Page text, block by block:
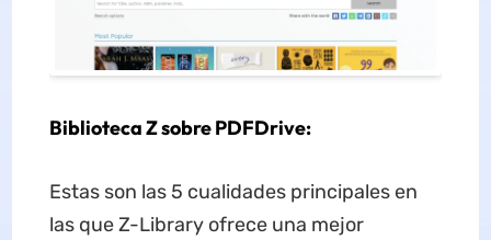
Biblioteca Z sobre PDFDrive:
Estas son las 5 cualidades principales en
las que Z-Library ofrece una mejor